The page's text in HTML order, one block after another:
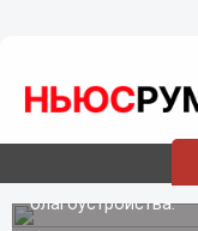
Три района
отличились
нарушений в
Всего, согласно
Новгороде
благоустройства.